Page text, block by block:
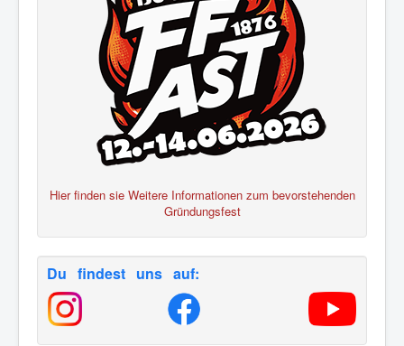
Hier finden sie Weitere Informationen zum bevorstehenden
Gründungsfest
Du findest uns auf: